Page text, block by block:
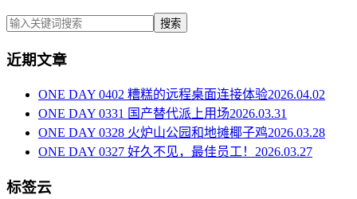
搜索
近期文章
ONE DAY 0402 糟糕的远程桌面连接体验2026.04.02
ONE DAY 0331 国产替代派上用场2026.03.31
ONE DAY 0328 火炉山公园和地摊椰子鸡2026.03.28
ONE DAY 0327 好久不见，最佳员工！ 2026.03.27
标签云